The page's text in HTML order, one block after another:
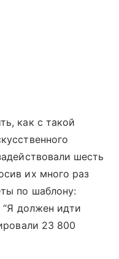
как с такой
шесть
их много раз
по шаблону:
“Я должен идти
23 800